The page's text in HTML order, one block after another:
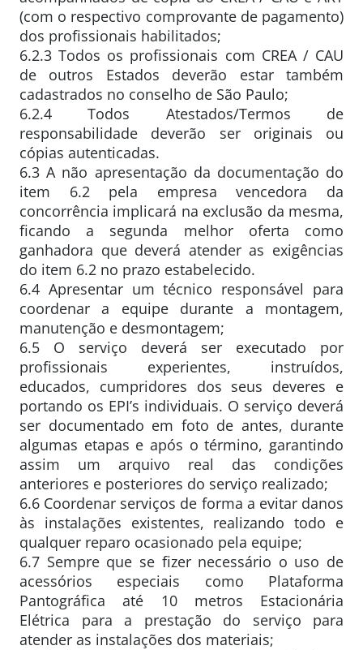
(com o respectivo comprovante de pagamento)
dos profissionais habilitados;
6.2.3 Todos os profissionais com CREA / CAU
de outros Estados deverão estar também
cadastrados no conselho de São Paulo;
6.2.4 Todos Atestados/Termos de
responsabilidade deverão ser originais ou
cópias autenticadas.
6.3 A não apresentação da documentação do
item 6.2 pela empresa vencedora da
concorrência implicará na exclusão da mesma,
ficando a segunda melhor oferta como
ganhadora que deverá atender as exigências
do item 6.2 no prazo estabelecido.
6.4 Apresentar um técnico responsável para
coordenar a equipe durante a montagem,
manutenção e desmontagem;
6.5 O serviço deverá ser executado por
profissionais experientes, instruídos,
educados, cumpridores dos seus deveres e
portando os EPI’s individuais. O serviço deverá
ser documentado em foto de antes, durante
algumas etapas e após o término, garantindo
assim um arquivo real das condições
anteriores e posteriores do serviço realizado;
6.6 Coordenar serviços de forma a evitar danos
às instalações existentes, realizando todo e
qualquer reparo ocasionado pela equipe;
6.7 Sempre que se fizer necessário o uso de
acessórios especiais como Plataforma
Pantográfica até 10 metros Estacionária
Elétrica para a prestação do serviço para
atender as instalações dos materiais;